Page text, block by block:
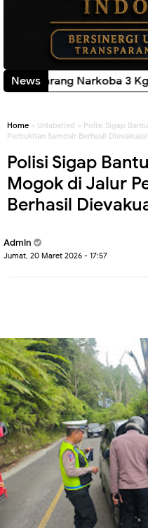
News
3 Kg Ganja, Sejumlah
Home » Unlabelled » Polisi Sigap
Perbukitan Samosir Berhasil Dievakuasi
Polisi Sigap
Mogok di Jalur
Berhasil
Admin
Jumat, 20 Maret 2026 - 17:57